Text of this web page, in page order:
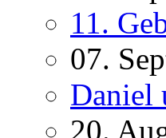
11.
07.
Daniel
20.